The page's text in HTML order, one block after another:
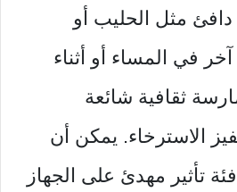
مثل الحليب أو
في المساء أو أثناء
ثقافية شائعة
الاسترخاء. يمكن أن
تأثير مهدئ على الجهاز